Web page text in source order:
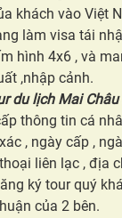
khách vào Việt
làm visa tái
hình 4x6 , và
,nhập cảnh.
du lịch Mai
thông tin cá
, ngày cấp ,
liên lạc , địa
ký tour quý
của 2 bên.